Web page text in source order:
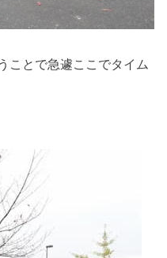
ことで急遽ここでタイム